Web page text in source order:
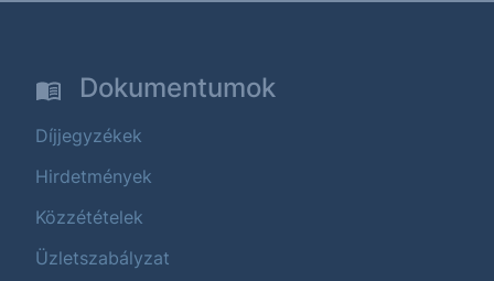
Dokumentumok
Díjjegyzékek
Hirdetmények
Közzétételek
Üzletszabályzat